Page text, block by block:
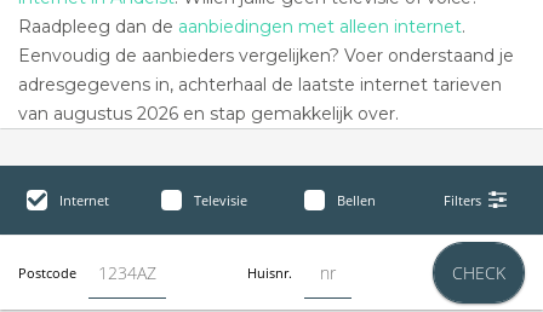
Raadpleeg dan de aanbiedingen met alleen internet.
Eenvoudig de aanbieders vergelijken? Voer onderstaand je
adresgegevens in, achterhaal de laatste internet tarieven
van augustus 2026 en stap gemakkelijk over.
Internet Televisie Bellen Filters
Postcode Huisnr. CHECK